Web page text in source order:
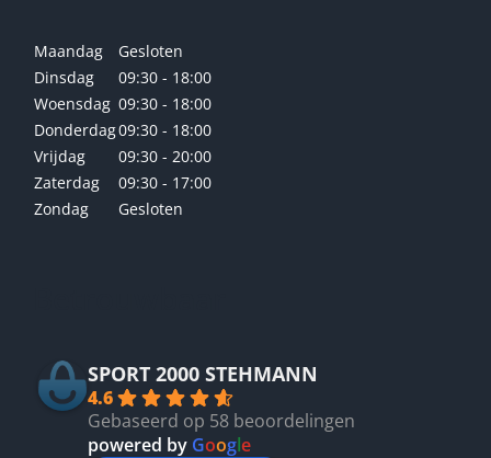
Maandag
Gesloten
Dinsdag
09:30 - 18:00
Woensdag 09:30 - 18:00
Donderdag09:30 - 18:00
Vrijdag
09:30 - 20:00
Zaterdag
09:30 - 17:00
Zondag
Gesloten
SPORT 2000 STEHMANN
4.6
Gebaseerd op 58 beoordelingen
powered by Google